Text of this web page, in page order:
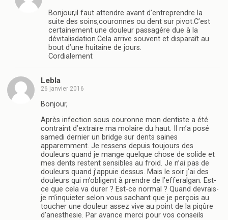
Bonjour,il faut attendre avant d’entreprendre la
suite des soins,couronnes ou dent sur pivot.C’est
certainement une douleur passagére due à la
dévitalisdation.Cela arrive souvent et disparaît au
bout d’une huitaine de jours.
Cordialement
Lebla
26 janvier 2016
Bonjour,
Après infection sous couronne mon dentiste a été
contraint d’extraire ma molaire du haut. Il m’a posé
samedi dernier un bridge sur dents saines
apparemment. Je ressens depuis toujours des
douleurs quand je mange quelque chose de solide et
mes dents restent sensibles au froid. Je n’ai pas de
douleurs quand j’appuie dessus. Mais le soir j’ai des
douleurs qui m’obligent à prendre de l’efferalgan. Est-
ce que cela va durer ? Est-ce normal ? Quand devrais-
je m’inquieter selon vous sachant que je perçois au
toucher une douleur assez vive au point de la piqûre
d’anesthesie. Par avance merci pour vos conseils